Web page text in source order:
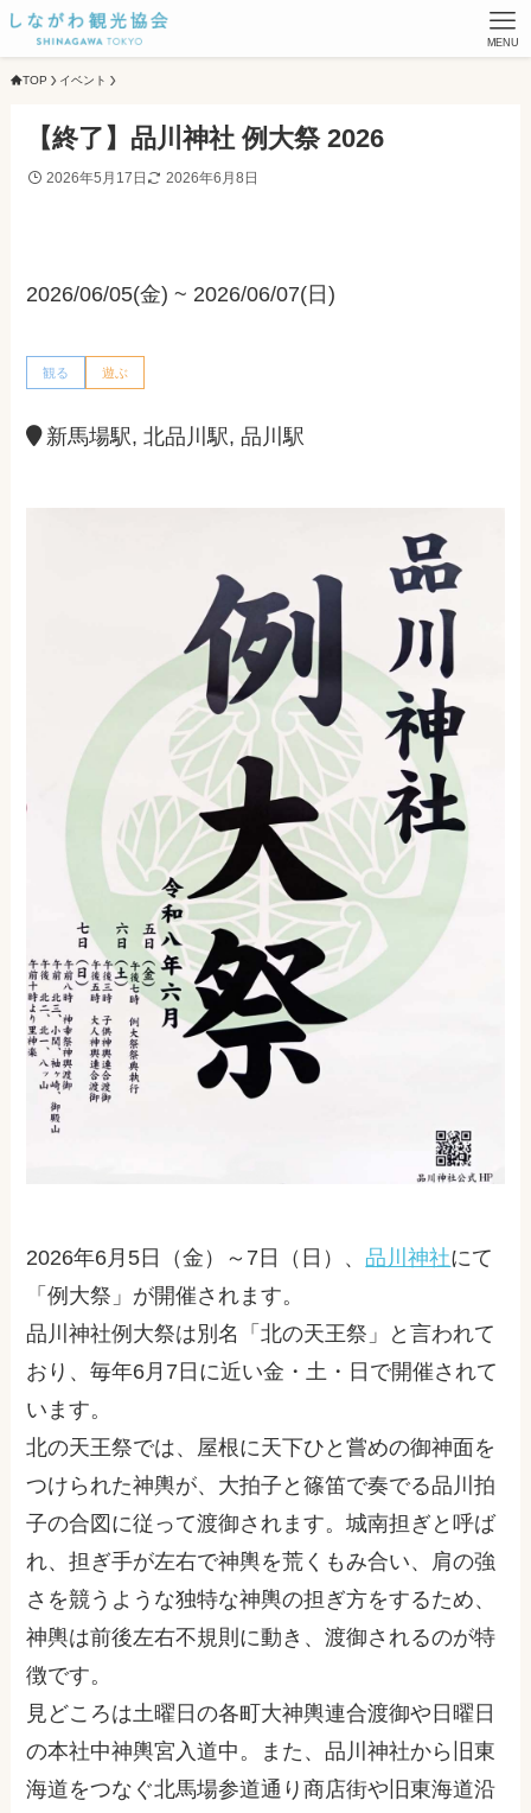
MENU
TOP イベント
【終了】品川神社 例大祭 2026
2026年5月17日 2026年6月8日
2026/06/05(金) ~ 2026/06/07(日)
観る 遊ぶ
新馬場駅, 北品川駅, 品川駅
2026年6月5日（金）～7日（日）、 品川神社にて
「例大祭」が開催されます。
品川神社例大祭は別名「北の天王祭」と言われて
おり、毎年6月7日に近い金・土・日で開催されて
います。
北の天王祭では、屋根に天下ひと嘗めの御神面を
つけられた神輿が、大拍子と篠笛で奏でる品川拍
子の合図に従って渡御されます。城南担ぎと呼ば
れ、担ぎ手が左右で神輿を荒くもみ合い、肩の強
さを競うような独特な神輿の担ぎ方をするため、
神輿は前後左右不規則に動き、渡御されるのが特
徴です。
見どころは土曜日の各町大神輿連合渡御や日曜日
の本社中神輿宮入道中。また、品川神社から旧東
海道をつなぐ北馬場参道通り商店街や旧東海道沿